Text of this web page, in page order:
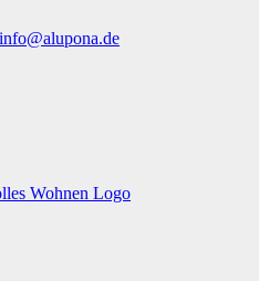
info@alupona.de